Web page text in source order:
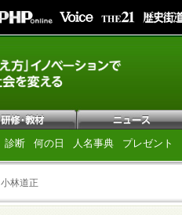
診断 何の日 人名事典 プレゼント
小林道正